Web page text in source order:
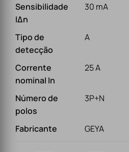
Sensibilidade
IΔn
30 mA
Tipo de
detecção
A
Corrente
nominal In
25 A
Número de
polos
3P+N
Fabricante GEYA